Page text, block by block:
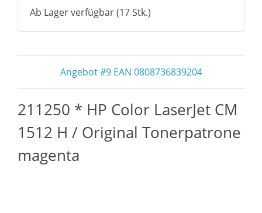
Ab Lager verfügbar (17 Stk.)
Angebot #9 EAN 0808736839204
211250 * HP Color LaserJet CM
1512 H / Original Tonerpatrone
magenta